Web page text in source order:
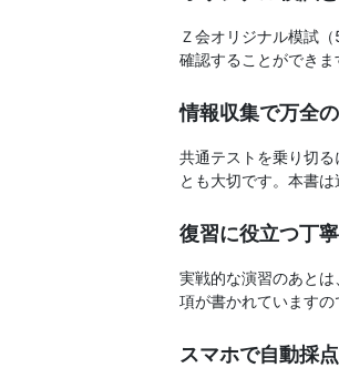
Ｚ会オリジナル模試
確認することができま
情報収集で万全
共通テストを乗り切
とも大切です。本書
復習に役立つ丁
実戦的な演習のあと
項が書かれています
スマホで自動採